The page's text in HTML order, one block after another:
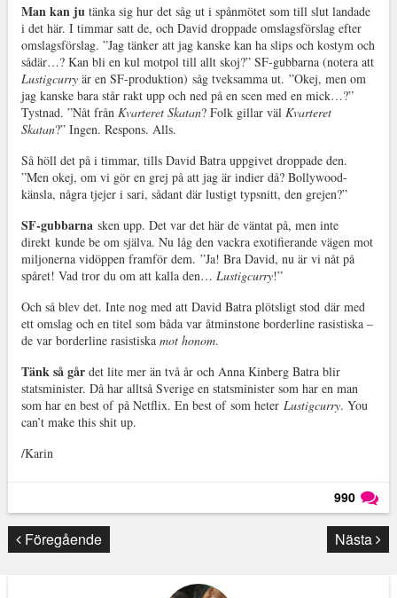
Man kan jutänka sig hur det såg ut i spånmötet som till slut landade
i det här. I timmar satt de, och David droppade omslagsförslag efter
omslagsförslag. ”Jag tänker att jag kanske kan ha slips och kostym och
sådär…? Kan bli en kul motpol till allt skoj?” SF-gubbarna (notera att
Lustigcurryär en SF-produktion) såg tveksamma ut. ”Okej, men om
jag kanske bara står rakt upp och ned på en scen med en mick…?”
Tystnad. ”Nåt från Kvarteret Skatan? Folk gillar väl Kvarteret
Skatan?” Ingen. Respons. Alls.
Så höll det på i timmar, tills David Batra uppgivet droppade den.
”Men okej, om vi gör en grej på att jag är indier då? Bollywood-
känsla, några tjejer i sari, sådant där lustigt typsnitt, den grejen?”
SF-gubbarnasken upp. Det var det här de väntat på, men inte
direkt kunde be om själva. Nu låg den vackra exotifierande vägen mot
miljonerna vidöppen framför dem. ”Ja! Bra David, nu är vi nåt på
spåret! Vad tror du om att kalla den… Lustigcurry!”
Och så blev det. Inte nog med att David Batra plötsligt stod där med
ett omslag och en titel som båda var åtminstone borderline rasistiska –
de var borderline rasistiska mot honom.
Tänk så gårdet lite mer än två år och Anna Kinberg Batra blir
statsminister. Då har alltså Sverige en statsminister som har en man
som har en best of på Netflix. En best of som heter Lustigcurry. You
can’t make this shit up.
/Karin
990
Läs kommentarer (990)
Föregående Nästa